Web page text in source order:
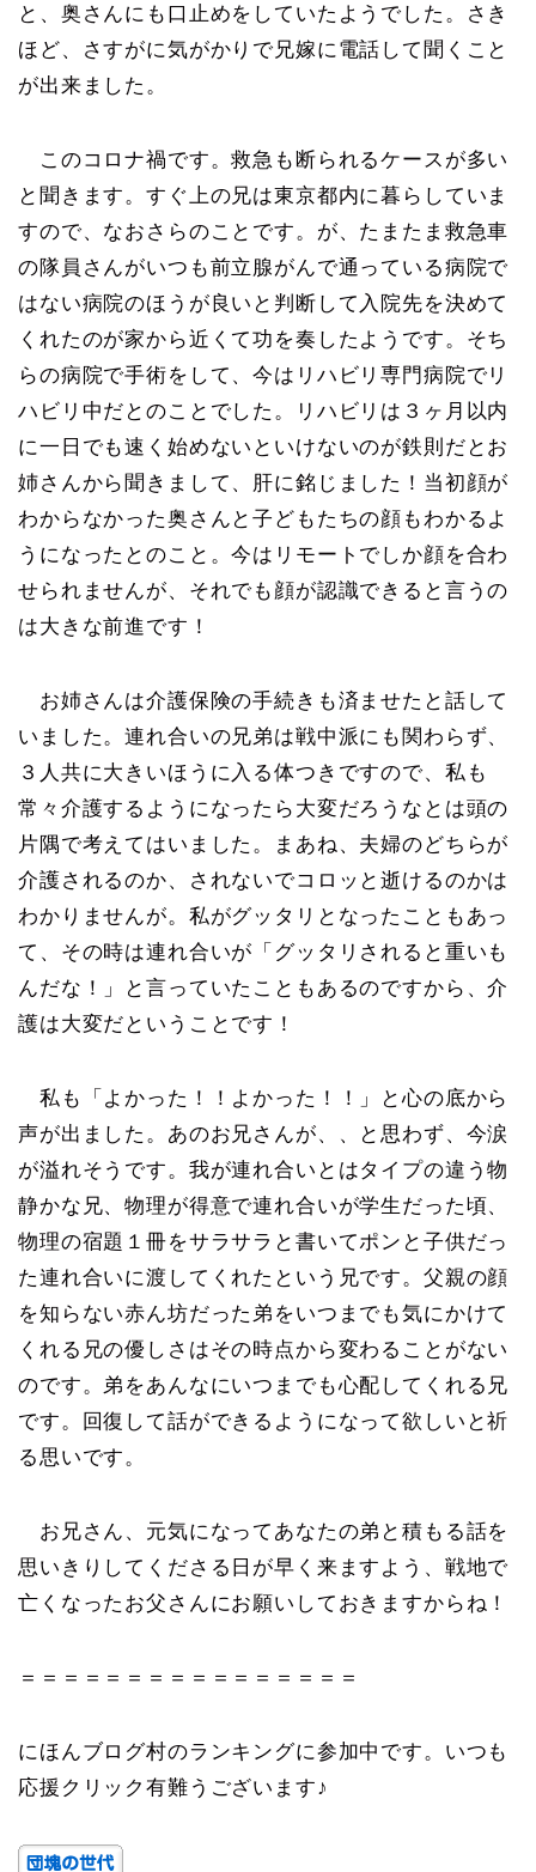
と、奥さんにも口止めをしていたようでした。さき
ほど、さすがに気がかりで兄嫁に電話して聞くこと
が出来ました。
このコロナ禍です。救急も断られるケースが多い
と聞きます。すぐ上の兄は東京都内に暮らしていま
すので、なおさらのことです。が、たまたま救急車
の隊員さんがいつも前立腺がんで通っている病院で
はない病院のほうが良いと判断して入院先を決めて
くれたのが家から近くて功を奏したようです。そち
らの病院で手術をして、今はリハビリ専門病院でリ
ハビリ中だとのことでした。リハビリは３ヶ月以内
に一日でも速く始めないといけないのが鉄則だとお
姉さんから聞きまして、肝に銘じました！当初顔が
わからなかった奥さんと子どもたちの顔もわかるよ
うになったとのこと。今はリモートでしか顔を合わ
せられませんが、それでも顔が認識できると言うの
は大きな前進です！
お姉さんは介護保険の手続きも済ませたと話して
いました。連れ合いの兄弟は戦中派にも関わらず、
３人共に大きいほうに入る体つきですので、私も
常々介護するようになったら大変だろうなとは頭の
片隅で考えてはいました。まあね、夫婦のどちらが
介護されるのか、されないでコロッと逝けるのかは
わかりませんが。私がグッタリとなったこともあっ
て、その時は連れ合いが「グッタリされると重いも
んだな！」と言っていたこともあるのですから、介
護は大変だということです！
私も「よかった！！よかった！！」と心の底から
声が出ました。あのお兄さんが、、と思わず、今涙
が溢れそうです。我が連れ合いとはタイプの違う物
静かな兄、物理が得意で連れ合いが学生だった頃、
物理の宿題１冊をサラサラと書いてポンと子供だっ
た連れ合いに渡してくれたという兄です。父親の顔
を知らない赤ん坊だった弟をいつまでも気にかけて
くれる兄の優しさはその時点から変わることがない
のです。弟をあんなにいつまでも心配してくれる兄
です。回復して話ができるようになって欲しいと祈
る思いです。
お兄さん、元気になってあなたの弟と積もる話を
思いきりしてくださる日が早く来ますよう、戦地で
亡くなったお父さんにお願いしておきますからね！
＝＝＝＝＝＝＝＝＝＝＝＝＝＝＝＝
にほんブログ村のランキングに参加中です。いつも
応援クリック有難うございます♪